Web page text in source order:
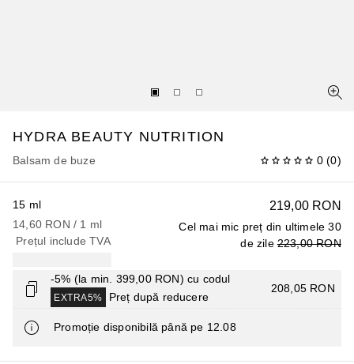
HYDRA BEAUTY NUTRITION
Balsam de buze 0 (0)
219,00 RON
Cel mai mic preț din ultimele 30
de zile 223,00 RON
15 ml
14,60 RON / 1 ml
Prețul include TVA
-5% (la min. 399,00 RON) cu codul
EXTRA5% Preț după reducere
208,05 RON
Promoție disponibilă până pe 12.08